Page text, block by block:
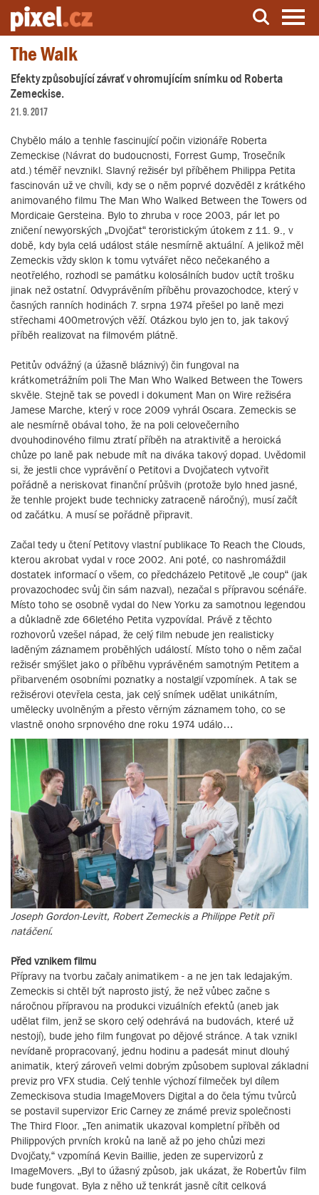
Server o natáčení a zpracování videa
The Walk
Efekty způsobující závrať v ohromujícím snímku od Roberta
Zemeckise.
21. 9. 2017
Chybělo málo a tenhle fascinující počin vizionáře Roberta
Zemeckise (Návrat do budoucnosti, Forrest Gump, Trosečník
atd.) téměř nevznikl. Slavný režisér byl příběhem Philippa Petita
fascinován už ve chvíli, kdy se o něm poprvé dozvěděl z krátkého
animovaného filmu The Man Who Walked Between the Towers od
Mordicaie Gersteina. Bylo to zhruba v roce 2003, pár let po
zničení newyorských „Dvojčat“ teroristickým útokem z 11. 9., v
době, kdy byla celá událost stále nesmírně aktuální. A jelikož měl
Zemeckis vždy sklon k tomu vytvářet něco nečekaného a
neotřelého, rozhodl se památku kolosálních budov uctít trošku
jinak než ostatní. Odvyprávěním příběhu provazochodce, který v
časných ranních hodinách 7. srpna 1974 přešel po laně mezi
střechami 400metrových věží. Otázkou bylo jen to, jak takový
příběh realizovat na filmovém plátně.
Petitův odvážný (a úžasně bláznivý) čin fungoval na
krátkometrážním poli The Man Who Walked Between the Towers
skvěle. Stejně tak se povedl i dokument Man on Wire režiséra
Jamese Marche, který v roce 2009 vyhrál Oscara. Zemeckis se
ale nesmírně obával toho, že na poli celovečerního
dvouhodinového filmu ztratí příběh na atraktivitě a heroická
chůze po laně pak nebude mít na diváka takový dopad. Uvědomil
si, že jestli chce vyprávění o Petitovi a Dvojčatech vytvořit
pořádně a neriskovat finanční průšvih (protože bylo hned jasné,
že tenhle projekt bude technicky zatraceně náročný), musí začít
od začátku. A musí se pořádně připravit.
Začal tedy u čtení Petitovy vlastní publikace To Reach the Clouds,
kterou akrobat vydal v roce 2002. Ani poté, co nashromáždil
dostatek informací o všem, co předcházelo Petitově „le coup“ (jak
provazochodec svůj čin sám nazval), nezačal s přípravou scénáře.
Místo toho se osobně vydal do New Yorku za samotnou legendou
a důkladně zde 66letého Petita vyzpovídal. Právě z těchto
rozhovorů vzešel nápad, že celý film nebude jen realisticky
laděným záznamem proběhlých událostí. Místo toho o něm začal
režisér smýšlet jako o příběhu vyprávěném samotným Petitem a
přibarveném osobními poznatky a nostalgií vzpomínek. A tak se
režisérovi otevřela cesta, jak celý snímek udělat unikátním,
umělecky uvolněným a přesto věrným záznamem toho, co se
vlastně onoho srpnového dne roku 1974 událo…
Joseph Gordon-Levitt, Robert Zemeckis a Philippe Petit při
natáčení.
Před vznikem filmu
Přípravy na tvorbu začaly animatikem - a ne jen tak ledajakým.
Zemeckis si chtěl být naprosto jistý, že než vůbec začne s
náročnou přípravou na produkci vizuálních efektů (aneb jak
udělat film, jenž se skoro celý odehrává na budovách, které už
nestojí), bude jeho film fungovat po dějové stránce. A tak vznikl
nevídaně propracovaný, jednu hodinu a padesát minut dlouhý
animatik, který zároveň velmi dobrým způsobem suploval základní
previz pro VFX studia. Celý tenhle výchozí filmeček byl dílem
Zemeckisova studia ImageMovers Digital a do čela týmu tvůrců
se postavil supervizor Eric Carney ze známé previz společnosti
The Third Floor. „Ten animatik ukazoval kompletní příběh od
Philippových prvních kroků na laně až po jeho chůzi mezi
Dvojčaty,“ vzpomíná Kevin Baillie, jeden ze supervizorů z
ImageMovers. „Byl to úžasný způsob, jak ukázat, že Robertův film
bude fungovat. Byla z něho už tenkrát jasně cítit celková